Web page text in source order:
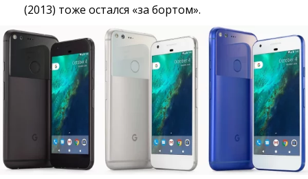
(2013) тоже остался «за бортом».